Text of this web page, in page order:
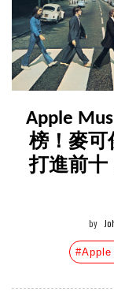
Apple
榜！麥可
打進前十
by